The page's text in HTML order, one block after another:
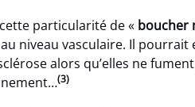
particularité de « boucher
niveau vasculaire. Il
alors qu’elles ne
(3)